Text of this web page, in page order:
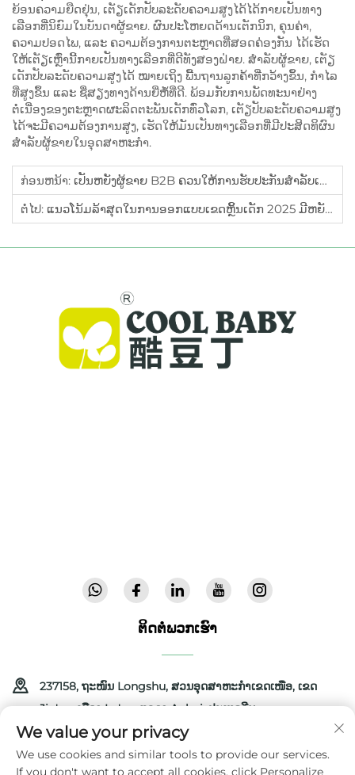
ຍ້ອນຄວາມຍືດຢຸ່ນ, ເຕັຽເດັກປັບລະດັບຄວາມສູງໄດ້ໄດ້ກາຍເປັນທາງ
ເລືອກທີ່ນິຍົມໃນບັນດາຜູ້ຂາຍ. ຜົນປະໂຫຍດດ້ານເຕັກນິກ, ຄຸນຄ່າ,
ຄວາມປອດໄພ, ແລະ ຄວາມຕ້ອງການຕະຫຼາດທີ່ສອດຄ່ອງກັນ ໄດ້ເຮັດ
ໃຫ້ເຕັຽເຫຼົ່ານີ້ກາຍເປັນທາງເລືອກທີ່ດີທັງສອງຝ່າຍ. ສຳລັບຜູ້ຂາຍ, ເຕັຽ
ເດັກປັບລະດັບຄວາມສູງໄດ້ ໝາຍເຖິງ ພື້ນຖານລູກຄ້າທີ່ກວ້າງຂຶ້ນ, ກຳໄລ
ທີ່ສູງຂຶ້ນ ແລະ ຊື່ສຽງທາງດ້ານຍີ່ຫໍ້ທີ່ດີ. ພ້ອມກັບການພັດທະນາຢ່າງ
ຕໍ່ເນື່ອງຂອງຕະຫຼາດຜະລິດຕະພັນເດັກທົ່ວໂລກ, ເຕັຽປັບລະດັບຄວາມສູງ
ໄດ້ຈະມີຄວາມຕ້ອງການສູງ, ເຮັດໃຫ້ມັນເປັນທາງເລືອກທີ່ມີປະສິດທິຜົນ
ສຳລັບຜູ້ຂາຍໃນອຸດສາຫະກໍາ.
ກ່ອນຫນ້າ: ເປັນຫຍັງຜູ້ຂາຍ B2B ຄວນໃຫ້ການຮັບປະກັນສຳລັບເກົ້າອີ້ໄວ້ງ8ເດັກນ້ອຍ?
ຕໍ່ໄປ: ແນວໂນ້ມລ້າສຸດໃນການອອກແບບເຂດຫຼິ້ນເດັກ 2025 ມີຫຍັງແດ່?
ຕິດຕໍ່ພວກເຮົາ
237158, ຖະໜົນ Longshu, ສວນອຸດສາຫະກຳເຂດເໜືອ, ເຂດ
Jin'an, ເມືອງ Lu'an, ແຂວງ Anhui, ປະເທດຈີນ
+86-13516489604
We value your privacy
We use cookies and similar tools to provide our services.
If you don't want to accept all cookies, click Personalize